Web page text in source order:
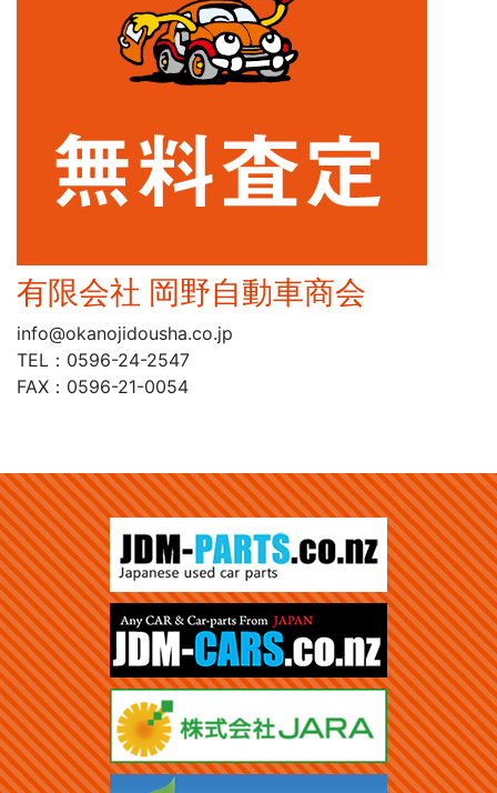
有限会社 岡野自動車商会
info@okanojidousha.co.jp
TEL：0596-24-2547
FAX：0596-21-0054